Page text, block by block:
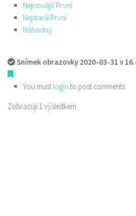
Nejnovější První
Nejstarší První
Náhodný
Snímek obrazovky 2020-03-31 v
You must login to post comments
Zobrazuji 1 výsledkem